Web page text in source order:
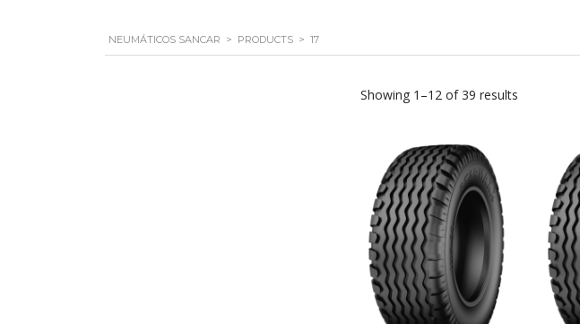
NEUMÁTICOS SANCAR > PRODUCTS > 17
Showing 1–12 of 39 results